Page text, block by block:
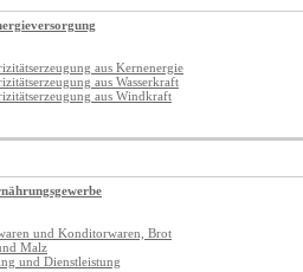
aus Kernenergie
aus Wasserkraft
aus Windkraft
und Konditorwaren, Brot
Malz
und Dienstleistung